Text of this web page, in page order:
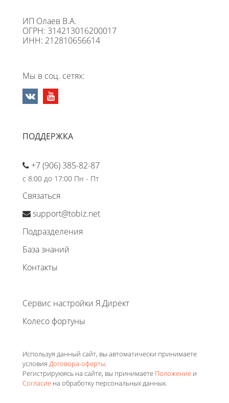
ИП Олаев В.А.
ОГРН: 314213016200017
ИНН: 212810656614
Мы в соц. сетях:
ПОДДЕРЖКА
+7 (906) 385-82-87
с 8:00 до 17:00 Пн - Пт
Связаться
support@tobiz.net
Подразделения
База знаний
Контакты
Сервис настройки Я.Директ
Колесо фортуны
Используя данный сайт, вы автоматически принимаете
условия Договора-оферты.
Регистрируюясь на сайте, вы принимаете Положение и
Согласие на обработку персональных данных.